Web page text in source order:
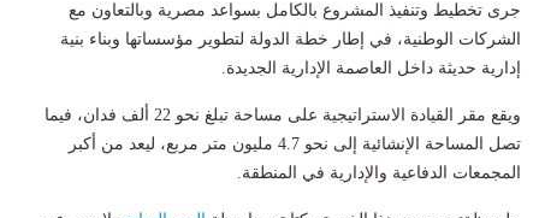
جرى تخطيط وتنفيذ المشروع بالكامل بسواعد مصرية وبالتعاون مع
الشركات الوطنية، في إطار خطة الدولة لتطوير مؤسساتها وبناء بنية
إدارية حديثة داخل العاصمة الإدارية الجديدة.
ويقع مقر القيادة الاستراتيجية على مساحة تبلغ نحو 22 ألف فدان، فيما
تصل المساحة الإنشائية إلى نحو 4.7 مليون متر مربع، ليعد من أكبر
المجمعات الدفاعية والإدارية في المنطقة.